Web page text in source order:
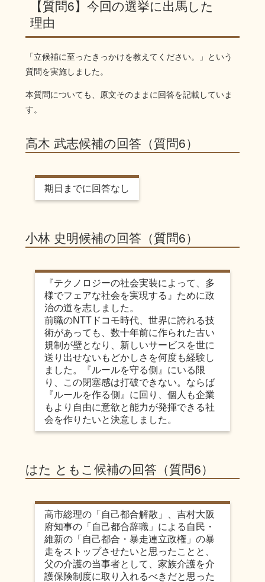
【質問6】今回の選挙に出馬した
理由
「立候補に至ったきっかけを教えてください。」という
質問を実施しました。
本質問についても、原文そのままに回答を記載していま
す。
高木 武志候補の回答（質問6）
期日までに回答なし
小林 史明候補の回答（質問6）
『テクノロジーの社会実装によって、多
様でフェアな社会を実現する』ために政
治の道を志しました。
前職のNTTドコモ時代、世界に誇れる技
術があっても、数十年前に作られた古い
規制が壁となり、新しいサービスを世に
送り出せないもどかしさを何度も経験し
ました。『ルールを守る側』にいる限
り、この閉塞感は打破できない。ならば
『ルールを作る側』に回り、個人も企業
もより自由に意欲と能力が発揮できる社
会を作りたいと決意しました。
はた ともこ候補の回答（質問6）
高市総理の「自己都合解散」、吉村大阪
府知事の「自己都合辞職」による自民・
維新の「自己都合・暴走連立政権」の暴
走をストップさせたいと思ったことと、
父の介護の当事者として、家族介護を介
護保険制度に取り入れるべきだと思った